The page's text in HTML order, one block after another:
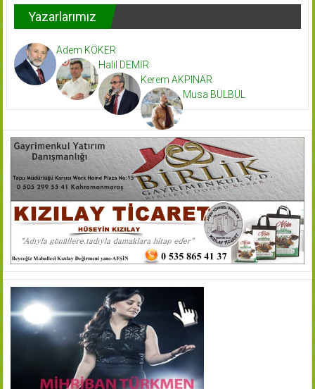
Yazarlarımız
Adem KÖKER
Halil DEMİR
Kerem AKPINAR
Musa BÜLBÜL